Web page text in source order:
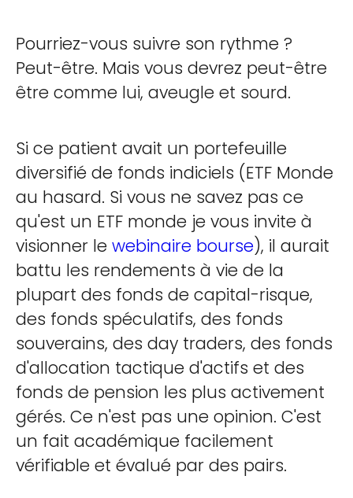
Pourriez-vous suivre son rythme ?
Peut-être. Mais vous devrez peut-être
être comme lui, aveugle et sourd.
Si ce patient avait un portefeuille
diversifié de fonds indiciels (ETF Monde
au hasard. Si vous ne savez pas ce
qu'est un ETF monde je vous invite à
visionner le webinaire bourse), il aurait
battu les rendements à vie de la
plupart des fonds de capital-risque,
des fonds spéculatifs, des fonds
souverains, des day traders, des fonds
d'allocation tactique d'actifs et des
fonds de pension les plus activement
gérés. Ce n'est pas une opinion. C'est
un fait académique facilement
vérifiable et évalué par des pairs.